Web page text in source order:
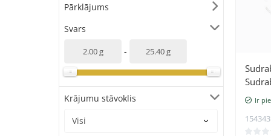
Pārklājums
Svars
-
Krājumu stāvoklis
Kristāli
Ir